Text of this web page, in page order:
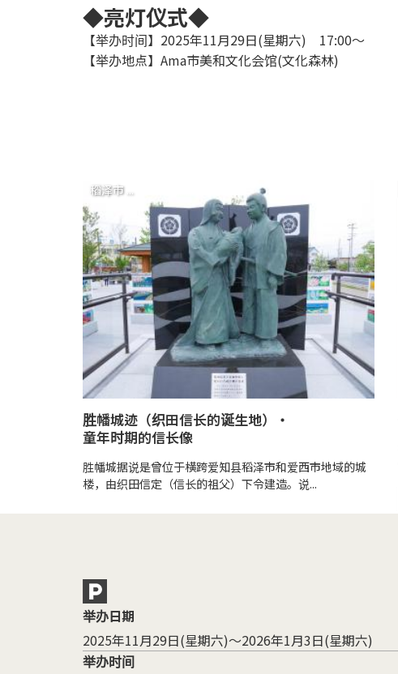
◆亮灯仪式◆
【举办时间】2025年11月29日(星期六) 17:00～
【举办地点】Ama市美和文化会馆(文化森林)
稻泽市 ...
胜幡城迹（织田信长的诞生地）・
童年时期的信长像
胜幡城据说是曾位于横跨爱知县稻泽市和爱西市地域的城
楼，由织田信定（信长的祖父）下令建造。说...
举办日期
2025年11月29日(星期六)～2026年1月3日(星期六)
举办时间